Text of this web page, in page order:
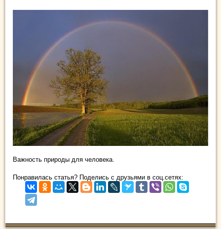
Важность природы для человека.
Понравилась статья? Поделись с друзьями в соц.сетях: